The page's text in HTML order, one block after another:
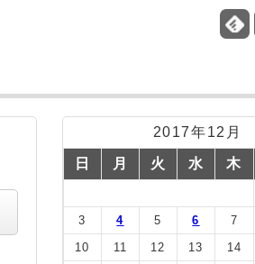
2017年12月
日 月 火 水 木
3
4 5 6 7
10
11 12 13 14